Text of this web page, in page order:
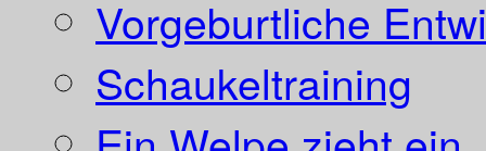
Vorgeburtliche
Schaukeltraining